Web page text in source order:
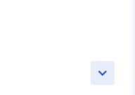
keyboard_arrow_down